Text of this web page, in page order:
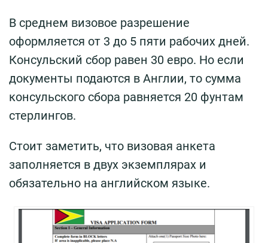
В среднем визовое разрешение
оформляется от 3 до 5 пяти рабочих дней.
Консульский сбор равен 30 евро. Но если
документы подаются в Англии, то сумма
консульского сбора равняется 20 фунтам
стерлингов.
Стоит заметить, что визовая анкета
заполняется в двух экземплярах и
обязательно на английском языке.